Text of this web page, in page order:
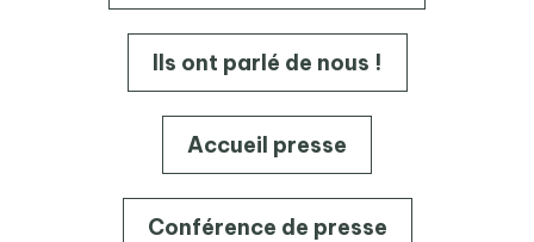
Ils ont parlé de nous !
Accueil presse
Conférence de presse